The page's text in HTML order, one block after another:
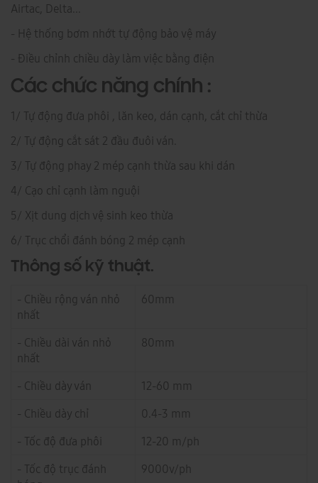
Airtac, Delta...
- Hệ thống bơm nhớt tự động bảo vệ máy
- Điều chỉnh chiều dày làm việc bằng điện
Các chức năng chính :
1/ Tự động đưa phôi , lăn keo, dán cạnh, cắt chỉ thừa
2/ Tự động cắt sát 2 đầu đuôi ván.
3/ Tự động phay 2 mép cạnh thừa sau khi dán
4/ Cạo chỉ cạnh làm nguội
5/ Xịt dung dịch vệ sinh keo thừa
6/ Trục chổi đánh bóng 2 mép cạnh
Thông số kỹ thuật.
- Chiều rộng ván nhỏ
nhất
60mm
- Chiều dài ván nhỏ
nhất
80mm
- Chiều dày ván
12-60 mm
- Chiều dày chỉ
0.4-3 mm
- Tốc độ đưa phôi
12-20 m/ph
- Tốc độ trục đánh
9000v/ph